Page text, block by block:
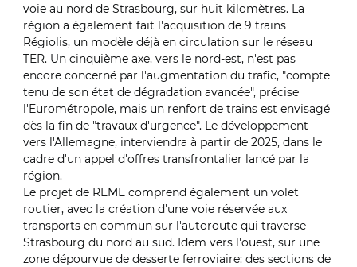
voie au nord de Strasbourg, sur huit kilomètres. La
région a également fait l'acquisition de 9 trains
Régiolis, un modèle déjà en circulation sur le réseau
TER. Un cinquième axe, vers le nord-est, n'est pas
encore concerné par l'augmentation du trafic, "compte
tenu de son état de dégradation avancée", précise
l'Eurométropole, mais un renfort de trains est envisagé
dès la fin de "travaux d'urgence". Le développement
vers l'Allemagne, interviendra à partir de 2025, dans le
cadre d'un appel d'offres transfrontalier lancé par la
région.
Le projet de REME comprend également un volet
routier, avec la création d'une voie réservée aux
transports en commun sur l'autoroute qui traverse
Strasbourg du nord au sud. Idem vers l'ouest, sur une
zone dépourvue de desserte ferroviaire: des sections de